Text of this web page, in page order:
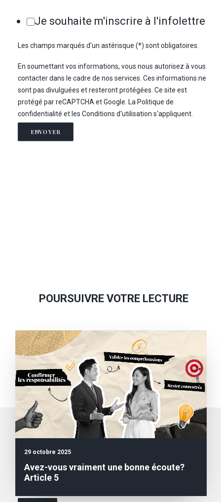
Je souhaite m'inscrire à l'infolettre
Les champs marqués d'un astérisque (*) sont obligatoires.
En soumettant vos informations, vous nous autorisez à vous
contacter dans le cadre de nos services. Ces informations ne
sont pas divulguées et resteront protégées. Ce site est
protégé par reCAPTCHA et Google. La Politique de
confidentialité et les Conditions d'utilisation s'appliquent.
ENVOYER
POURSUIVRE VOTRE LECTURE
29 octobre 2025
Avez-vous vraiment une bonne écoute?
Article 5
Abonnement à L’INFOLETTRE
Courriel*